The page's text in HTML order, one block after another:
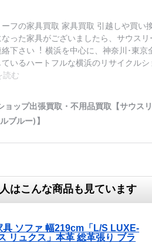
はこんな商品も見ています
具 ソファ 幅219cm「L/S LUXE-
リュクス」本革 総革張り ブラ